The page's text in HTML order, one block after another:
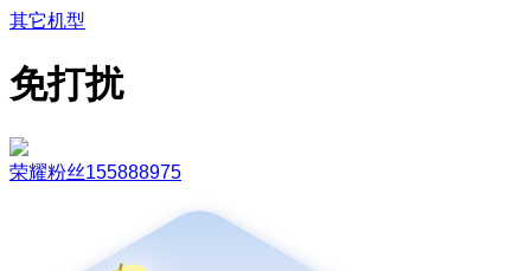
其它机型
免打扰
荣耀粉丝155888975